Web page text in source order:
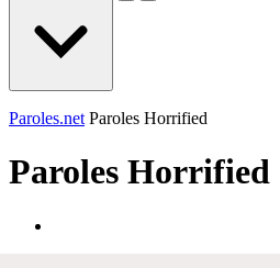
Paroles.net Paroles Horrified
Paroles Horrified